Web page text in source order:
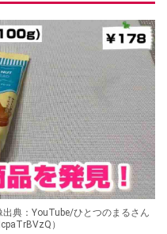
典：YouTube/ひとつのまるさん
）